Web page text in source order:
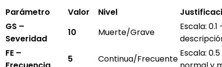
Parámetro Valor Nivel
GS –
Severidad
10 Muerte/Grave
Escala:
FE –
5 Continua/Frecuente
Escala: